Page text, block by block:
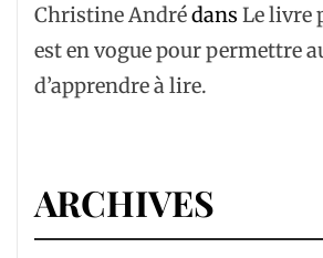
Christine Andrédans Le livre
est en vogue pour permettre
d’apprendre à lire.
ARCHIVES